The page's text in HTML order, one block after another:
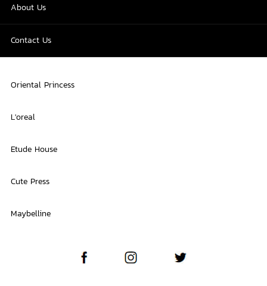
About Us
Contact Us
Oriental Princess
L'oreal
Etude House
Cute Press
Maybelline